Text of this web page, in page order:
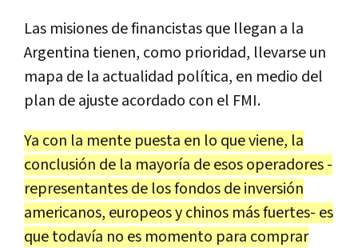
Las misiones de financistas que llegan a la
Argentina tienen, como prioridad, llevarse un
mapa de la actualidad política, en medio del
plan de ajuste acordado con el FMI.
Ya con la mente puesta en lo que viene, la
conclusión de la mayoría de esos operadores -
representantes de los fondos de inversión
americanos, europeos y chinos más fuertes- es
que todavía no es momento para comprar